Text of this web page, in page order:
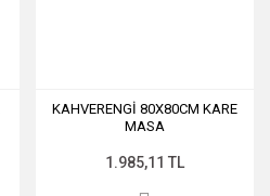
KAHVERENGİ 80X80CM KARE
MASA
1.985,11 TL